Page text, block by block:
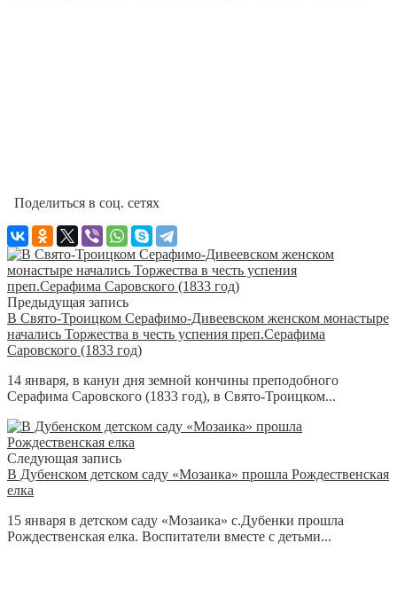
Поделиться в соц. сетях
Предыдущая запись
В Свято-Троицком Серафимо-Дивеевском женском монастыре
начались Торжества в честь успения преп.Серафима
Саровского (1833 год)
14 января, в канун дня земной кончины преподобного
Серафима Саровского (1833 год), в Свято-Троицком...
Следующая запись
В Дубенском детском саду «Мозаика» прошла Рождественская
елка
15 января в детском саду «Мозаика» с.Дубенки прошла
Рождественская елка. Воспитатели вместе с детьми...